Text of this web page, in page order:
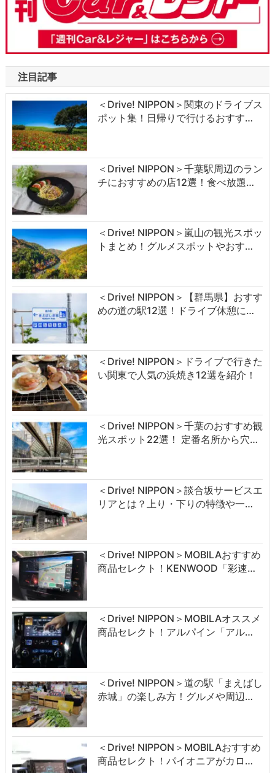
注目記事
＜Drive! NIPPON＞関東のドライブス
ポット集！日帰りで行けるおすす…
＜Drive! NIPPON＞千葉駅周辺のラン
チにおすすめの店12選！食べ放題…
＜Drive! NIPPON＞嵐山の観光スポッ
トまとめ！グルメスポットやおす…
＜Drive! NIPPON＞【群馬県】おすす
めの道の駅12選！ドライブ休憩に…
＜Drive! NIPPON＞ドライブで行きた
い関東で人気の浜焼き12選を紹介！
＜Drive! NIPPON＞千葉のおすすめ観
光スポット22選！ 定番名所から穴…
＜Drive! NIPPON＞談合坂サービスエ
リアとは？上り・下りの特徴や一…
＜Drive! NIPPON＞MOBILAおすすめ
商品セレクト！KENWOOD「彩速…
＜Drive! NIPPON＞MOBILAオススメ
商品セレクト！アルパイン「アル…
＜Drive! NIPPON＞道の駅「まえばし
赤城」の楽しみ方！グルメや周辺…
＜Drive! NIPPON＞MOBILAおすすめ
商品セレクト！パイオニアがカロ…